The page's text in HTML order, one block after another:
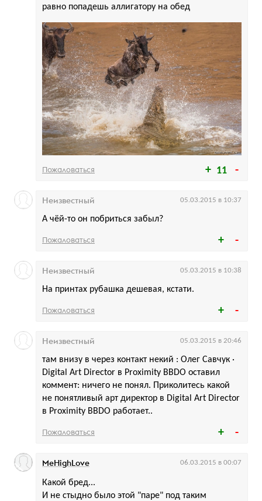
11
равно попадешь аллигатору на обед
Пожаловаться
А чёй-то он побриться забыл?
Неизвестный 05.03.2015 в 10:37
Пожаловаться
На принтах рубашка дешевая, кстати.
Неизвестный 05.03.2015 в 10:38
Пожаловаться
там внизу в через контакт некий : Олег Савчук ·
Digital Art Director в Proximity BBDO оставил
коммент: ничего не понял. Приколитесь какой
не понятливый арт директор в Digital Art Director
в Proximity BBDO работает..
Неизвестный 05.03.2015 в 20:46
Пожаловаться
Какой бред...
И не стыдно было этой "паре" под таким
MeHighLove 06.03.2015 в 00:07